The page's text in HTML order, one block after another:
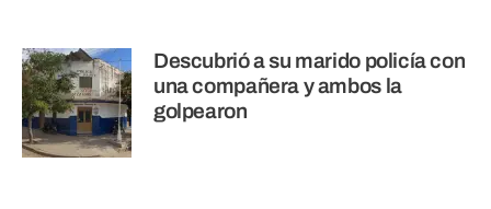
Descubrió a su marido policía con
una compañera y ambos la
golpearon